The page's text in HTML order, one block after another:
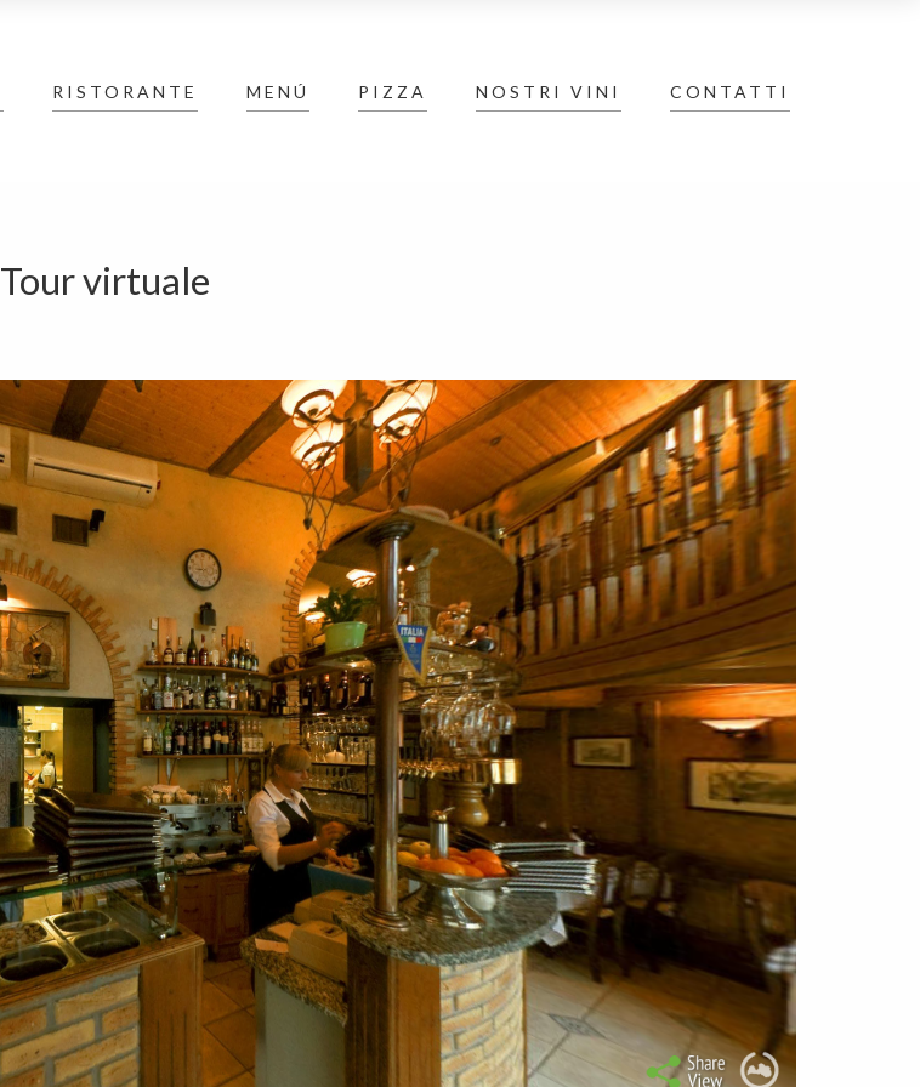
RISTORANTE MENÚ PIZZA NOSTRI VINI CONTATTI
Tour virtuale